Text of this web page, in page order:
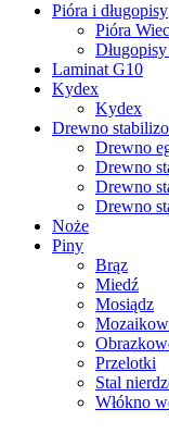
Pióra i długopisy
Pióra
Laminat G10
Kydex
Kydex
Drewno
Drewno
Drewno
Drewno
Drewno
Noże
Piny
Brąz
Miedź
Mosiądz
Przelotki
Stal
Włókno